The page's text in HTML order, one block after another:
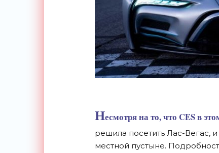
Несмотря на то, что CES в
решила посетить Лас-Вегас,
местной пустыне.